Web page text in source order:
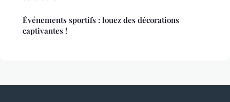
Événements sportifs : louez des décorations
captivantes !